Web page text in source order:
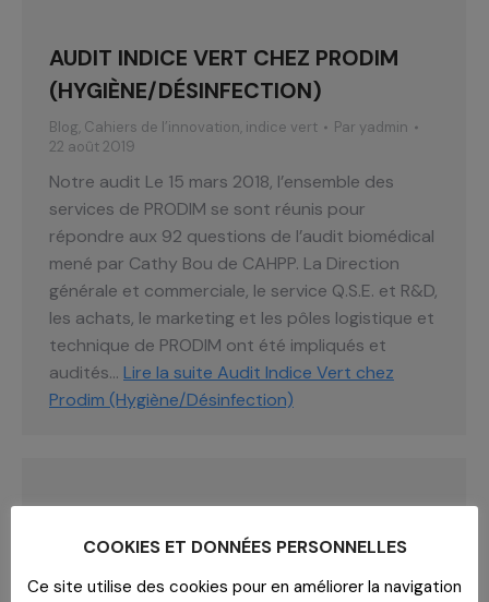
AUDIT INDICE VERT CHEZ PRODIM
(HYGIÈNE/DÉSINFECTION)
Blog, Cahiers de l’innovation, indice vert Par yadmin
22 août 2019
Notre audit Le 15 mars 2018, l’ensemble des
services de PRODIM se sont réunis pour
répondre aux 92 questions de l’audit biomédical
mené par Cathy Bou de CAHPP. La Direction
générale et commerciale, le service Q.S.E. et R&D,
les achats, le marketing et les pôles logistique et
technique de PRODIM ont été impliqués et
audités… Lire la suite Audit Indice Vert chez
Prodim (Hygiène/Désinfection)
COOKIES ET DONNÉES PERSONNELLES
Ce site utilise des cookies pour en améliorer la navigation